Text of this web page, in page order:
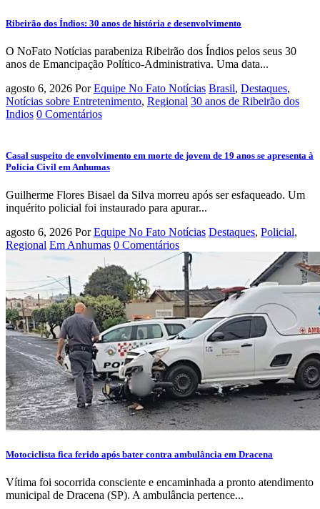
Ribeirão dos Índios: 30 anos de história e desenvolvimento
O NoFato Notícias parabeniza Ribeirão dos Índios pelos seus 30
anos de Emancipação Político-Administrativa. Uma data...
agosto 6, 2026 Por Equipe No Fato Notícias Brasil, Destaques,
Notícias sobre Entretenimento, Regional 30 anos de Ribeirão dos
Indios 0 Comentários
Casal suspeito de envolvimento em morte de jovem de 19 anos se apresenta à
Polícia Civil em Anhumas
Guilherme Flores Bisael da Silva morreu após ser esfaqueado. Um
inquérito policial foi instaurado para apurar...
agosto 6, 2026 Por Equipe No Fato Notícias Destaques, Policial,
Regional Em Anhumas 0 Comentários
Motociclista fica ferido após bater contra ambulância em Dracena
Vítima foi socorrida consciente e encaminhada a pronto atendimento
municipal de Dracena (SP). A ambulância pertence...